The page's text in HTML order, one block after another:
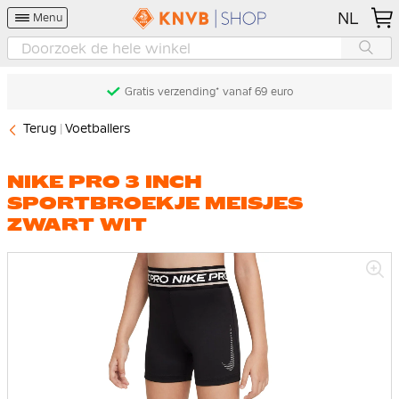
Menu NL
Gratis verzending* vanaf 69 euro
Terug Voetballers
NIKE PRO 3 INCH
SPORTBROEKJE MEISJES
ZWART WIT